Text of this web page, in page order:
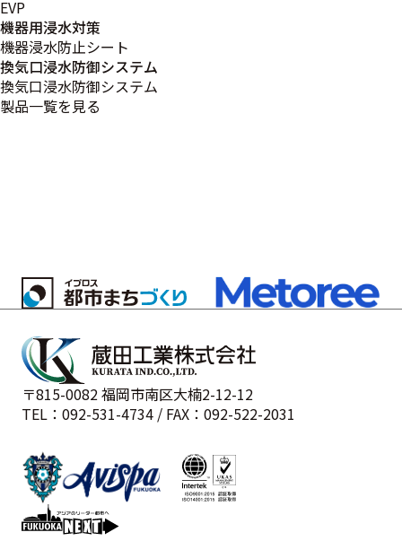
EVP
機器用浸水対策
機器浸水防止シート
換気口浸水防御システム
換気口浸水防御システム
製品一覧を見る
〒815-0082 福岡市南区大楠2-12-12
TEL：092-531-4734 / FAX：092-522-2031